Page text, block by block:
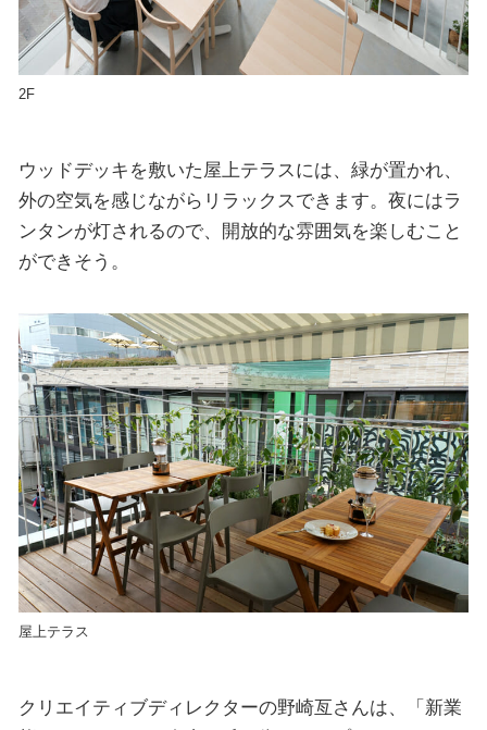
2F
ウッドデッキを敷いた屋上テラスには、緑が置かれ、
外の空気を感じながらリラックスできます。夜にはラ
ンタンが灯されるので、開放的な雰囲気を楽しむこと
ができそう。
屋上テラス
クリエイティブディレクターの野崎亙さんは、「新業